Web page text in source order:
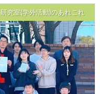
研究室(学外活動)のあれこれ